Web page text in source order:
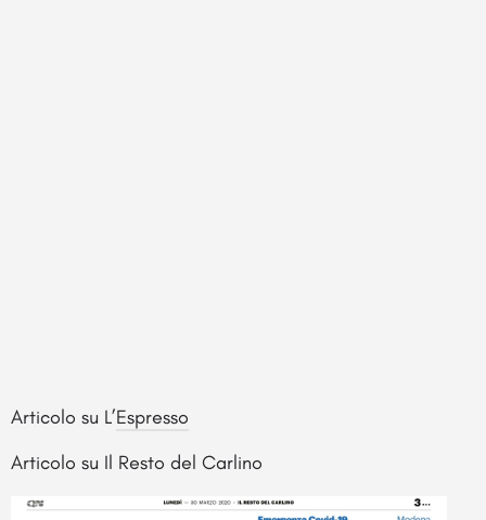
Articolo su L’Espresso
Articolo su Il Resto del Carlino